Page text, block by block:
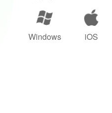
Windows iOS